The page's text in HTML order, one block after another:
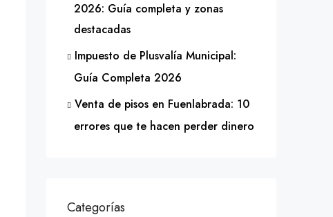
2026: Guía completa y zonas
destacadas
Impuesto de Plusvalía Municipal:
Guía Completa 2026
Venta de pisos en Fuenlabrada: 10
errores que te hacen perder dinero
Categorías